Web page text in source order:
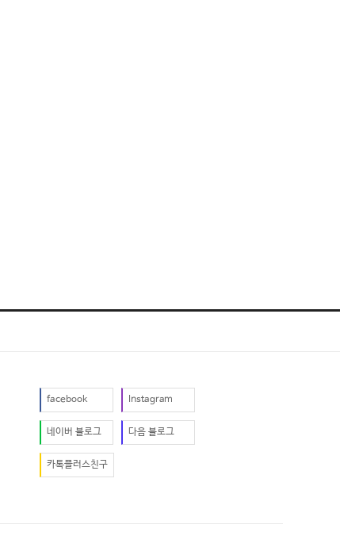
facebook Instagram
네이버 블로그 다음 블로그
카톡플러스친구